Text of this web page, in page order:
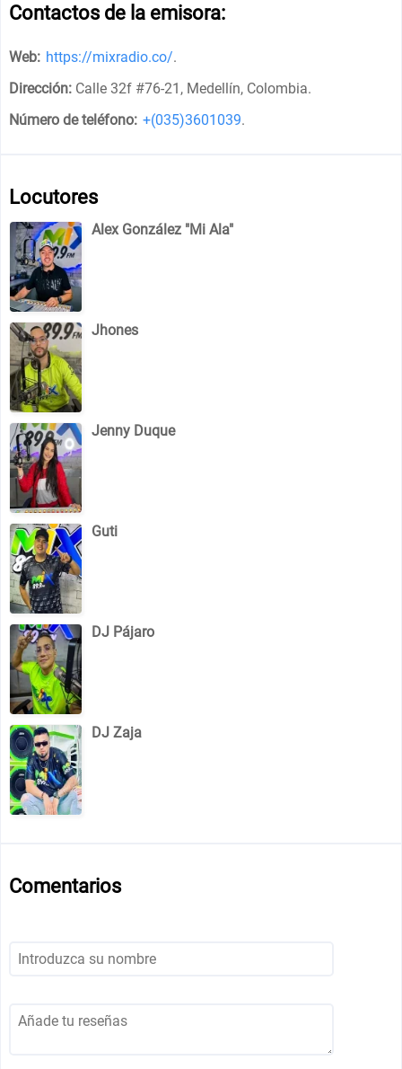
Contactos de la emisora:
Web: https://mixradio.co/.
Dirección: Calle 32f #76-21, Medellín, Colombia.
Número de teléfono: +(035)3601039.
Locutores
Alex González "Mi Ala"
Jhones
Jenny Duque
Guti
DJ Pájaro
DJ Zaja
Comentarios